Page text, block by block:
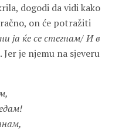
dogodi da vidi kako
on će potražiti
ја ќе се стегнам/ И в
. Jer je njemu na sjeveru